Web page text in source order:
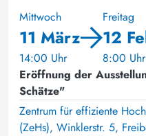
Mittwoch
11 März
14:00 Uhr
Freitag
12
8:00 Uhr
Eröffnung der
Schätze"
Zentrum für effiziente
(ZeHs), Winklerstr. 5,